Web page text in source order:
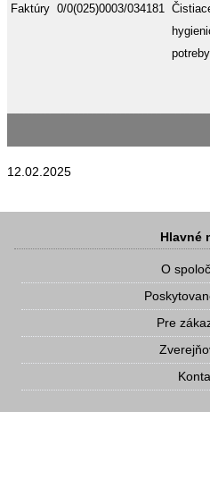
Faktúry 0/0(025)0003/034181
potreby
12.02.2025
Hlavné
O
Pre